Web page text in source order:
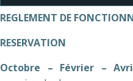
REGLEMENT DE
RESERVATION
Octobre – Février –